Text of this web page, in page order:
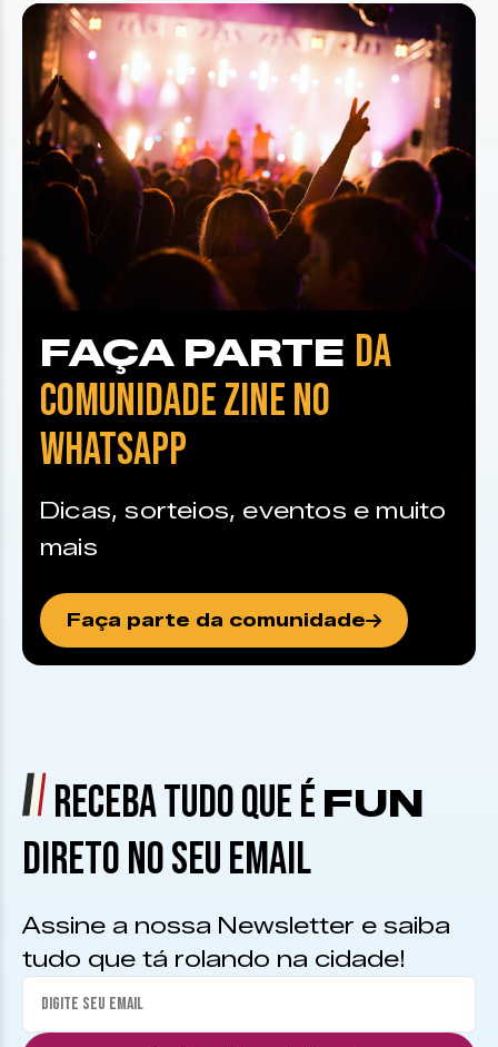
FAÇA PARTE DA
COMUNIDADE ZINE NO
WHATSAPP
Dicas, sorteios, eventos e muito
mais
Faça parte da comunidade
RECEBA TUDO QUE É FUN
DIRETO NO SEU EMAIL
Assine a nossa Newsletter e saiba
tudo que tá rolando na cidade!